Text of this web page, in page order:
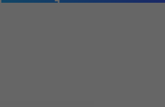
Dodaj do koszyka